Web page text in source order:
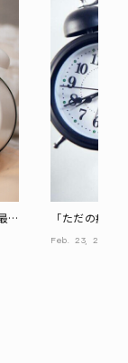
「ただの疲れ
床時のサイン"
Feb. 23, 2026